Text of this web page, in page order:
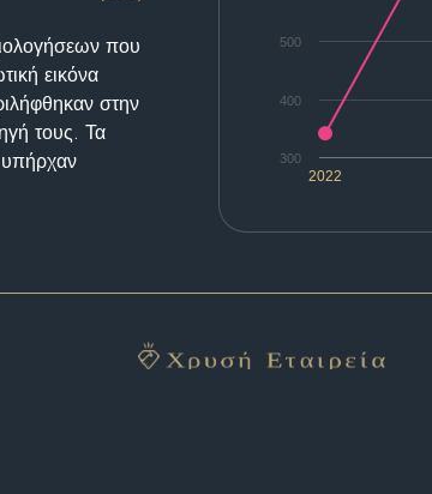
2022
300
400
500
που
εικόνα
στην
τους. Τα
υπήρχαν